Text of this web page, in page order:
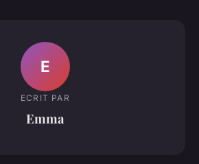
E
ECRIT PAR
Emma